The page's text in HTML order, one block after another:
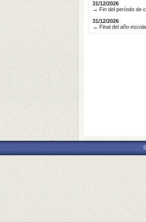
31/12/2026
→ Fin del período de
31/12/2026
→ Final del año